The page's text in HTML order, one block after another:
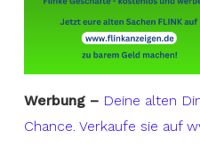
Werbung – Deine alten
Chance. Verkaufe sie auf